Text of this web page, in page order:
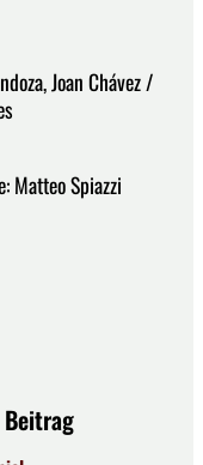
Joan Chávez /
Matteo Spiazzi